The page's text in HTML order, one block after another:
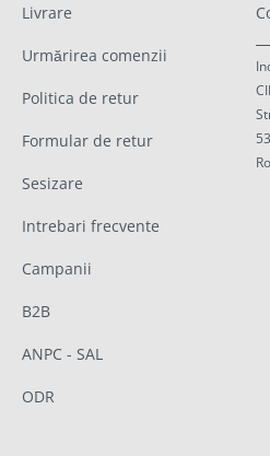
Livrare
Urmărirea comenzii
Politica de retur
Formular de retur
Sesizare
Intrebari frecvente
Campanii
B2B
ANPC - SAL
ODR